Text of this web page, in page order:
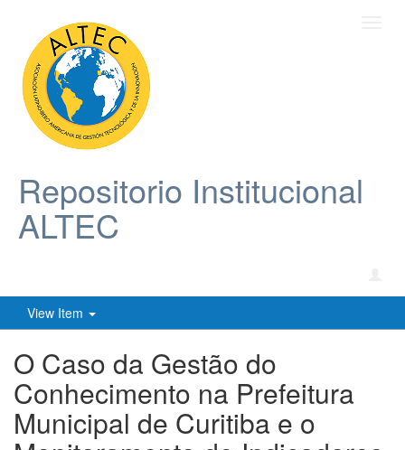
Repositorio Institucional
ALTEC
View Item
O Caso da Gestão do
Conhecimento na Prefeitura
Municipal de Curitiba e o